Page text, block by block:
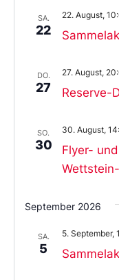
SA.
22
22. August,
DO.
27 Reserve-
27. August,
SO.
30
Flyer-
30. August,
September 2026
SA.
5
5. September,